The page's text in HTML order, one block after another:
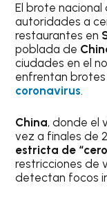
El brote nacional
autoridades a
restaurantes en
poblada de
ciudades en el
enfrentan
coronavirus.
China, donde el
vez a finales de
estricta de
restricciones de
detectan focos